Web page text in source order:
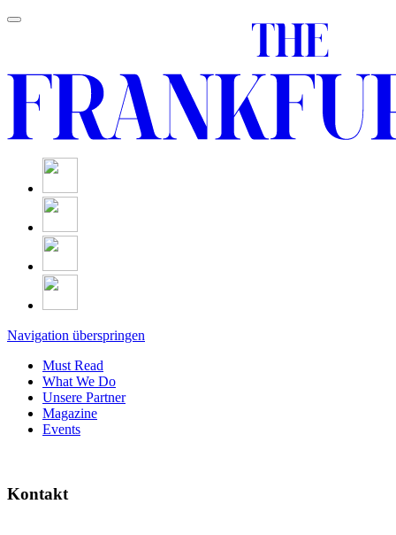
Navigation überspringen
Must Read
What We Do
Unsere Partner
Magazine
Events
Kontakt